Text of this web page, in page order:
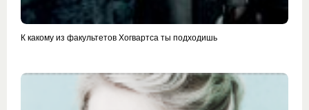
К какому из факультетов Хогвартса ты подходишь